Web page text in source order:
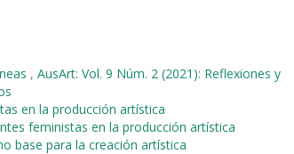
, AusArt: Vol. 9 Núm. 2 (2021): Reflexiones y
en la producción artística
feministas en la producción artística
base para la creación artística